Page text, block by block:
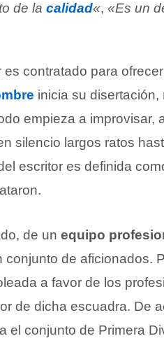
de la calidad«, «Es un
contratado para
inicia su
empieza a improvisar,
silencio largos ratos
escritor es definida
de un equipo
de aficionados.
a favor de los
de dicha escuadra. De
el conjunto de Primera